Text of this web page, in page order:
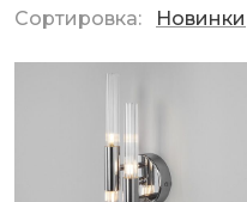
Сортировка: Новинки